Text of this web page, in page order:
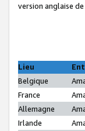
version anglaise
Lieu
Belgique
France
Allemagne
Irlande